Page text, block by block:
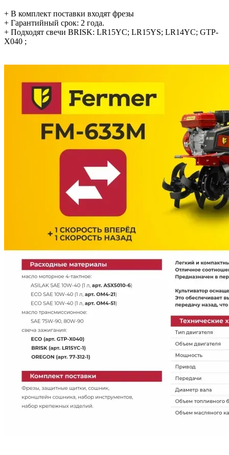
+ В комплект поставки входят фрезы
+ Гарантийный срок: 2 года.
+ Подходят свечи BRISK: LR15YC; LR15YS; LR14YC; GTP-
X040 ;